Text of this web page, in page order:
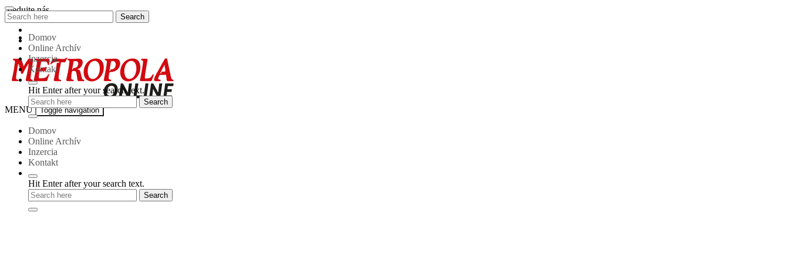
Skip
to
content
Sledujte nás
Metropola-
MENU Toggle navigation
Domov
Online Archív
Inzercia
Kontakt
Hit Enter after your search text.
Search
for:
Search
Domov
Online Archív
Inzercia
Kontakt
Hit Enter after your search text.